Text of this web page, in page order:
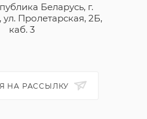
Беларусь, г.
Пролетарская, 2Б,
каб. 3
НА РАССЫЛКУ